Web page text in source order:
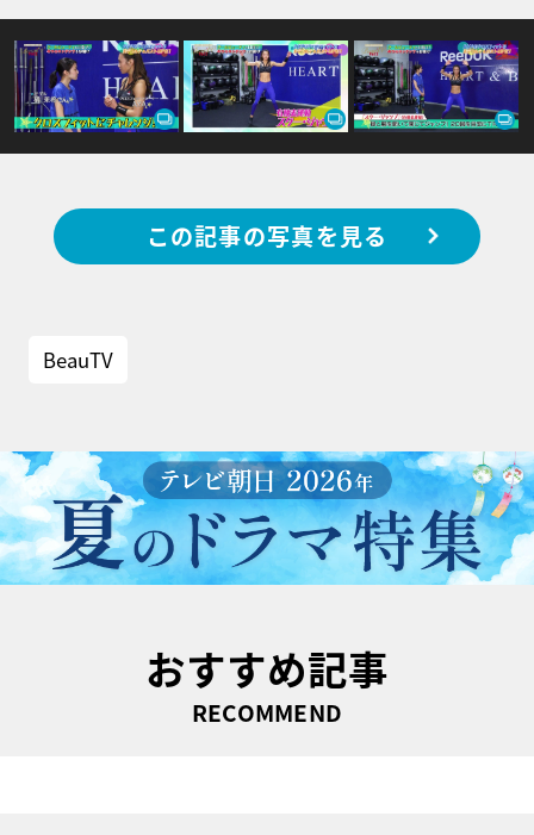
この記事の写真を見る
BeauTV
おすすめ記事
RECOMMEND